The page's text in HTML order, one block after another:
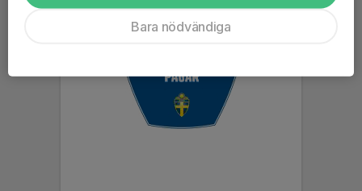
Bara nödvändiga